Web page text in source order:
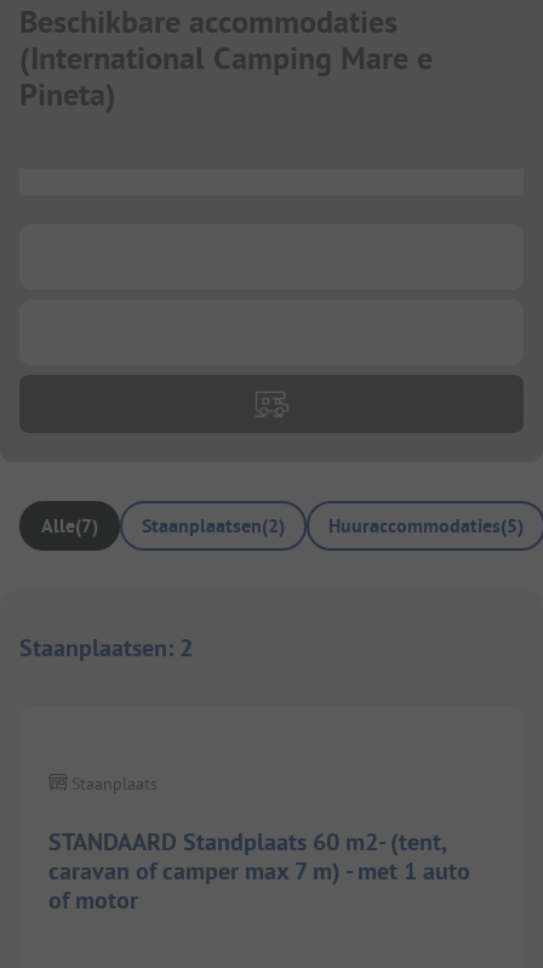
Beschikbare accommodaties
(International Camping Mare e
Pineta)
Alle(7) Staanplaatsen(2) Huuraccommodaties(5)
Staanplaatsen: 2
STANDAARD Standplaats 60 m2- (tent,
caravan of camper max 7 m) - met 1 auto
of motor
Staanplaats